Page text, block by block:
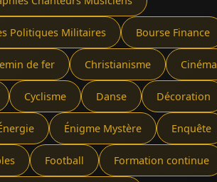
Politiques Militaires Bourse Finance
de fer Christianisme Cinéma
Cyclisme Danse Décoration
Énigme Mystère Enquête
Football Formation continue